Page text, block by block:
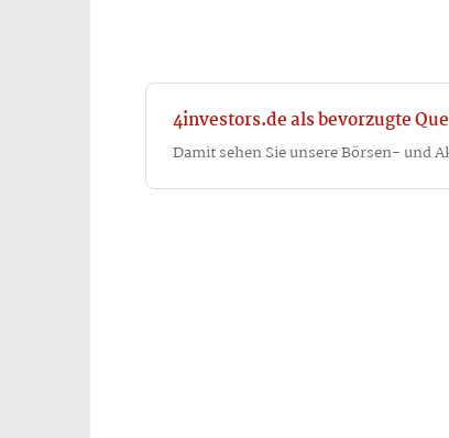
4investors.de als bevorzugte
Damit sehen Sie unsere Börsen- und